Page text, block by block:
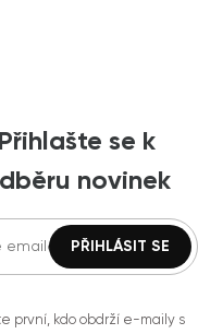
Přihlašte se k
novinek
první, kdo obdrží e-maily s